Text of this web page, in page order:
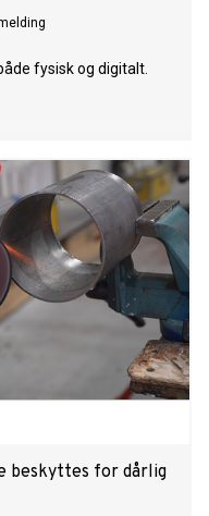
fysisk og digitalt.
beskyttes for dårlig